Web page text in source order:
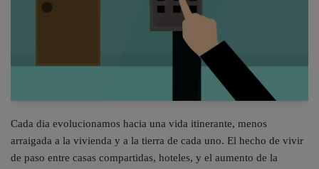
Cada dia evolucionamos hacia una vida itinerante, menos
arraigada a la vivienda y a la tierra de cada uno. El hecho de vivir
de paso entre casas compartidas, hoteles, y el aumento de la